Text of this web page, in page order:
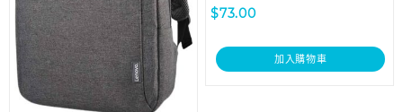
$73.00
加入購物車